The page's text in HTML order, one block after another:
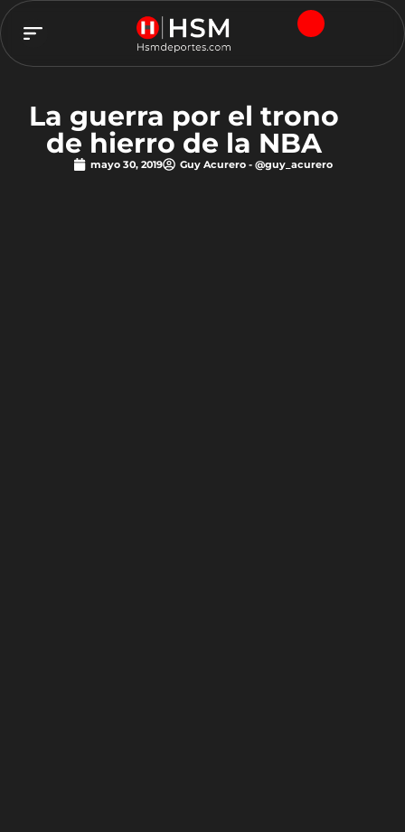
La guerra por el trono
de hierro de la NBA
mayo 30, 2019 Guy Acurero - @guy_acurero